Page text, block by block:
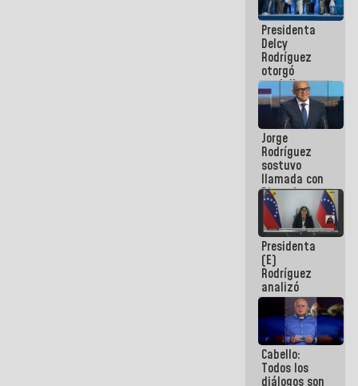
Eléctrico
para
abordar
planes de
acción
Presidenta
Delcy
Rodríguez
otorgó
medalla
"Héroe de
Venezuela"
a servidores
públicos
Jorge
Rodríguez
sostuvo
llamada con
Dinorah
Figuera y
acuerdan
primer
encuentro
presencial
para el
diálogo
Presidenta
(E)
Rodríguez
analizó
junto a
gobernadores
planes de
recuperación
del Sistema
Eléctrico
Cabello:
Todos los
diálogos son